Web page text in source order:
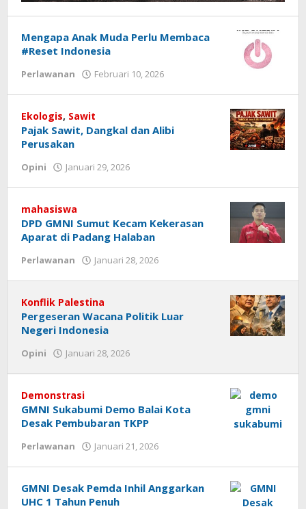
Mengapa Anak Muda Perlu Membaca
#Reset Indonesia
Perlawanan Februari 10, 2026
Ekologis, Sawit
Pajak Sawit, Dangkal dan Alibi
Perusakan
Opini Januari 29, 2026
mahasiswa
DPD GMNI Sumut Kecam Kekerasan
Aparat di Padang Halaban
Perlawanan Januari 28, 2026
Konflik Palestina
Pergeseran Wacana Politik Luar
Negeri Indonesia
Opini Januari 28, 2026
Demonstrasi
GMNI Sukabumi Demo Balai Kota
Desak Pembubaran TKPP
Perlawanan Januari 21, 2026
GMNI Desak Pemda Inhil Anggarkan
UHC 1 Tahun Penuh